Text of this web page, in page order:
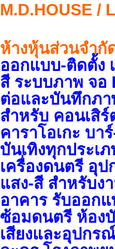
M.D.HOUSE /
ห้างหุ้นส่วนจำกั
ออกแบบ-ติดตั้ง
สี ระบบภาพ จอ
ต่อและบันทึกภา
สำหรับ คอนเสิ
คาราโอเกะ บ
บันเทิงทุกประเ
เครื่องดนตรี อุ
แสง-สี สำหรับง
อาคาร รับออก
ซ้อมดนตรี ห้อง
เสียงและอุปกร